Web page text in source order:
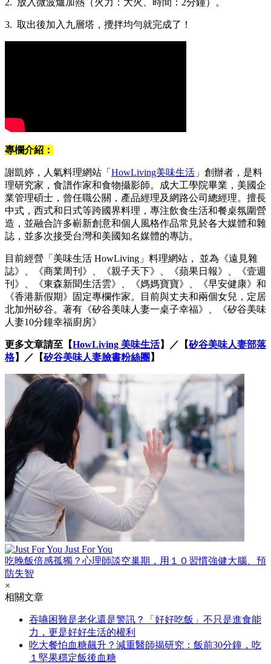
3. 取出後加入九層塔，攪拌均勻就完成了！
專欄介紹：
謝凱婷，人氣料理網站「 HowLiving美味生活 」創辦者，是料
理研究家，食譜作家和食物攝影師。成大工學院畢業，美國企
業管理碩士，曾任職公關，產品經理及網路公司總經理。擅長
中式，西式和日式等跨國界料理，專注飲食生活和餐桌氛圍營
造，並融合許多嶄新創意和個人風格作品常見於各大媒體和雜
誌，並多次接受台灣和美國知名媒體的專訪。
目前經營「美味生活 HowLiving」料理網站， 並為《遠見雜
誌》、《商業周刊》、《親子天下》、《蘋果日報》、《壹週
刊》、《東森新聞生活雲》、《媽媽寶寶》、《早安健康》和
《香港新假期》固定專欄作家。目前與丈夫和兩個女兒，定居
北加州矽谷。著有《矽谷美味人妻一桌子幸福》、《矽谷美味
人妻10分鐘幸福廚房》
更多文章請至【HowLiving 美味生活】／【矽谷美味人妻部落
格】／【矽谷美味人妻臉書粉絲團 】
Just For You
吃晚飯倍感孤獨？心理師談空巢期，用１０習慣強健大腦、預
防失智
×
相關文章
吞嚥困難是老化還是警訊？「好好吃飯」不只是進食能
力，更是好好生活的權利
吃大餐怕血糖飆升？減重醫師揭研究：飯前30分鐘，吃
１堅果穩定飯後血糖